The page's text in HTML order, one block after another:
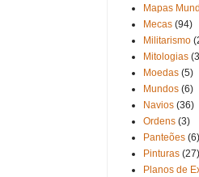
Mapas
Mecas (94)
Militarismo
Mitologias
Moedas (5)
Mundos (6)
Navios (36)
Ordens (3)
Panteões (6)
Pinturas (27)
Planos de